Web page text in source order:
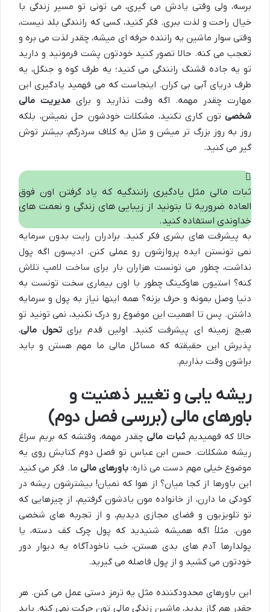
برسه، ولی وقتی یادش می گیری، می تونی تو مسیر زندگی با
خیال راحت و لذت ببری. فکر کنید، کسی که رانندگی بلد نیست،
وقتی سوار ماشین یه راننده حرفه ای میشه، چقدر لذت می بره و
تعجب می کنه. حالا تصور کنید خودتون پشت فرمونید و دارید
تو یه جاده قشنگ رانندگی می کنید؛ یه طرف کوه و جنگل، یه
طرف دریای آبی بی کران. اینجاست که می فهمید یادگیری این
مهارت چقدر مهمه. اگه وقت نذارید و برای مدیریت مالی
شخصی تون کاری نکنید، مشکلات خودشون حل نمیشن، بلکه
روز به روز بزرگ تر میشن و مثل یه کلاف سردرگم، بیشتر توش
گیر می کنید.
ثبات مالی مثل یادگیری رانندگیه که یاد گرفتن اون فوق
العاده ضروریه تا بتونید از زیبایی های زندگی و نعمت های
خداوندی استفاده کنید.
به پیشرفت های بشری فکر کنید. برادران رایت بدون سرمایه
نمی تونستن ایده پروازشون رو عملی کنن. ادیسون اگه پول
نداشت، چطور می تونست هزاران بار برای ساخت لامپ تلاش
کنه؟ استیون هاوکینگ چطور با اون بیماری سخت تونست به
دنیا وصل بمونه و حرف بزنه؟ همه اینها نیاز به پول و سرمایه
داشتن. پس تا اهمیت این موضوع رو درک نکنید، نمی تونید تو
هیچ زمینه ای پیشرفت کنید. اولین قدم برایتحول مالی،
پذیرش این حقیقته که مسائل مالی ما مهم هستن و باید
براشون وقت بذاریم.
ریشه یابی و تغییر ذهنیت و
باورهای مالی (بررسی فصل دوم)
حالا که فهمیدیمثبات مالیچقدر مهمه، وقتشه که بریم سراغ
ریشه مشکلات. حسن ابن عباس تو فصل دوم کتابش روی یه
موضوع خیلی مهم دست می ذاره:باورهای مالی ما. فکر می کنید
این باورها از کجا میان؟ از هوا که نمیان! بیشترشون ریشه در
کودکی ما دارن، از خانواده مون یادشون گرفتیم، از چیزهایی که
تو تلویزیون و فضای مجازی دیدیم، و از تجربه های شخصی
مون. مثلاً اگه همیشه شنیدید که پول چرک کف دسته، یا
پولدارها آدم های بدی هستن، خب ناخودآگاه یه دیوار دور
خودتون می کشید و از پول فاصله می گیرید.
این باورهای محدودکننده مثل یه ترمز دستی عمل می کنن. هر
چقدر هم گاز بدید، ماشین زندگی مالی تون حرکت نمی کنه. باید